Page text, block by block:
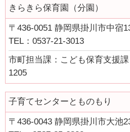
短歌っておもしろい！俵万智×田中
和元年度）
しずおか子育て優待カード
こども若者局SNS
あいのうた短歌講座
あいのうた短歌講座 第１回①
あいのうた短歌講座 第１回②
きらきら保育園（分園）
〒436-0051 静岡県掛川市中宿
TEL：0537-21-3013
市町担当課：こども保育支援
1205
子育てセンターとものもり
〒436-0043 静岡県掛川市大池